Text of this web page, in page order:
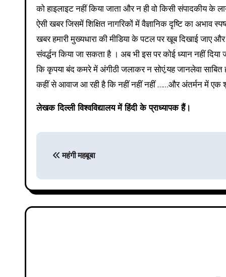
को हाइलाइट नहीं किया जाता और न ही वो किसी संपादकीय के
ऐसी खबर जिसमें शिक्षित नागरिकों में वैज्ञानिक दृष्टि का अभाव
खबर हमारी मुख्यधारा की मीडिया के पटल पर खूब दिखाई जाए
संवर्द्धन किया जा सकता है । अब भी इस पर कोई ध्यान नहीं
कि कृपया बंद कमरे में अंगीठी जलाकर न सोएं,यह जानलेवा साबित
कहीं से आवाज आ रही है कि नहीं नहीं नहीं ……और अंतर्मन में एक
लेखक दिल्ली विश्वविद्यालय में हिंदी के प्राध्यापक हैं।
o
s
महंगी महबूबा